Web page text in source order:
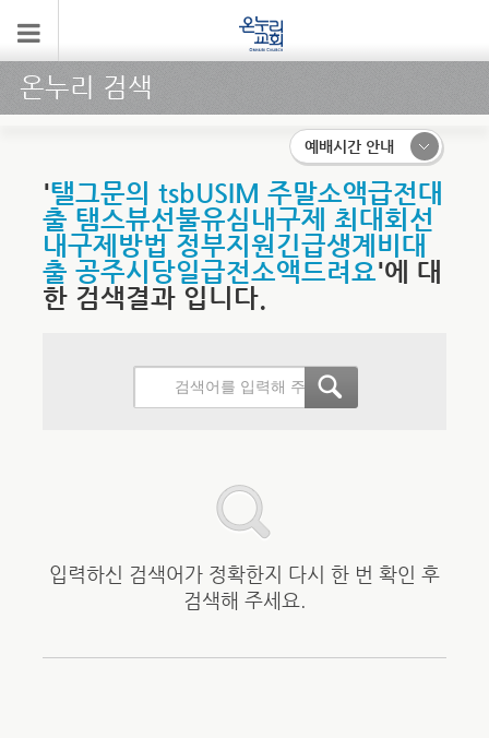
온누리 검색
예배시간 안내
'탤그문의 tsbUSIM 주말소액급전대
출 탬스뷰선불유심내구제 최대회선
내구제방법 정부지원긴급생계비대
출 공주시당일급전소액드려요'에 대
한 검색결과 입니다.
입력하신 검색어가 정확한지 다시 한 번 확인 후
검색해 주세요.